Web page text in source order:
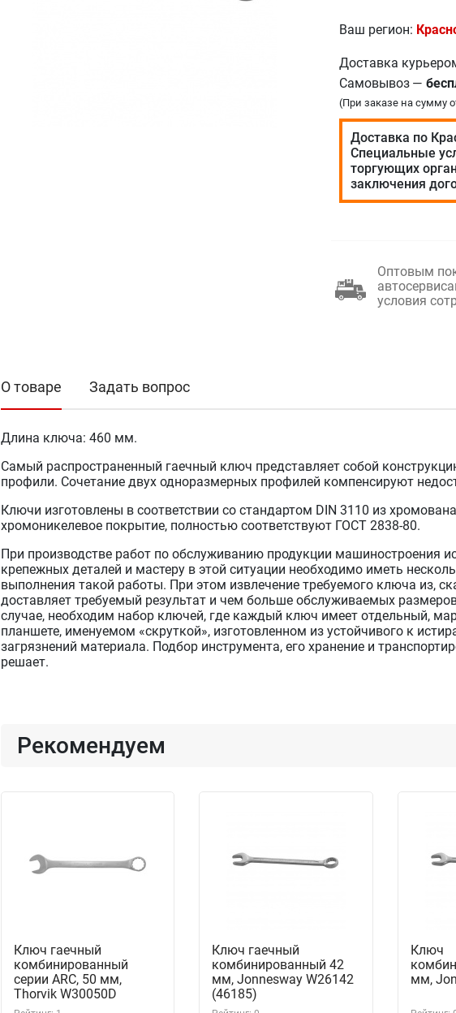
Ваш регион:
Доставка
Самовывоз —
(При заказе на сумму
Доставка по
Специальные
торгующих
заключения
Оптовым
условия
О товаре Задать вопрос
Длина ключа: 460 мм.
Самый распространенный гаечный ключ представляет собой
профили. Сочетание двух одноразмерных профилей компенсируют
Ключи изготовлены в соответствии со стандартом DIN 3110 из
хромоникелевое покрытие, полностью соответствуют ГОСТ 2838-80.
При производстве работ по обслуживанию продукции машиностроения
крепежных деталей и мастеру в этой ситуации необходимо иметь
выполнения такой работы. При этом извлечение требуемого ключа из,
доставляет требуемый результат и чем больше обслуживаемых
случае, необходим набор ключей, где каждый ключ имеет отдельный,
планшете, именуемом «скруткой», изготовленном из устойчивого к
загрязнений материала. Подбор инструмента, его хранение и
решает.
Рекомендуем
Ключ гаечный
комбинированный
серии ARC, 50 мм,
Thorvik W30050D
(53703)
Ключ гаечный
комбинированный 42
мм, Jonnesway W26142
(46185)
Ключ
мм,